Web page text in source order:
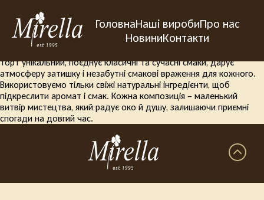
ГоловнаНаші виробиПро нас
НовиниКонтакти
Заголовок
Приклад тексту
Приклад заголовку
Наші вироби створені з любовю та увагою до деталей. Кожен
торт унікальний, поєднує класичні та сучасні смаки, дарує
атмосферу затишку і незабутні смакові враження для кожного.
Використовуємо тільки свіжі натуральні інгредієнти, щоб
підкреслити аромат і смак. Кожна композиція – маленький
витвір мистецтва, який радує око й душу, залишаючи приємні
спогади на довгий час.